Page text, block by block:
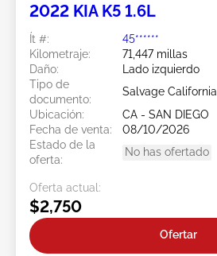
2022 KIA K5 1.6L
Ít #:
45******
Kilometraje:
71,447 millas
Daño:
Lado izquierdo
Tipo de
documento:
Salvage California
Ubicación:
CA - SAN DIEGO
Fecha de venta:
08/10/2026
Estado de la
oferta:
No has ofertado
Oferta actual:
$2,750
Ofertar